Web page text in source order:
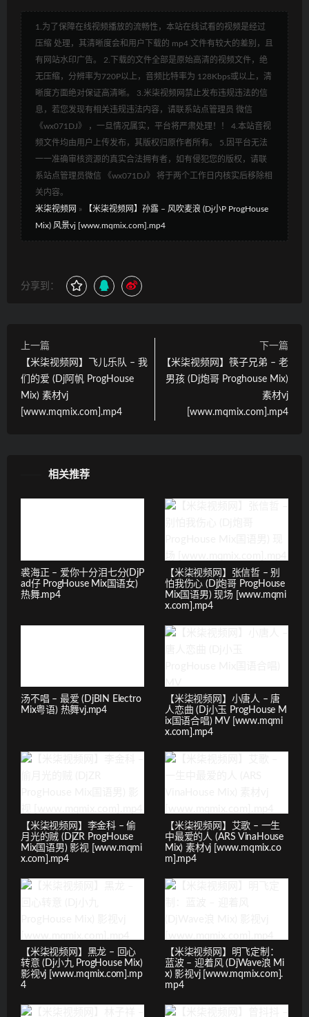
1.为了保障在线视频播放的流畅性，本站在线试看的视频是经过
压缩 处理，其清晰度会和用户下载的 mp4 文件有较大的差别，且
有网站水印广告。 2.下载的文件全部是原始高清的视频文件，绝
无压缩，分辨率为720P以上，音频比特率为 128Kbps或以上，清
晰度方面绝对保证高清晰。 3.米柒视频网禁止发布违规违法的信
息，若您发现有相关违规违法内容，请联系站点管理员 微信
《wx071DJ》 ，一旦情况属实，平台将严肃处理！！ 4.本站音视
频文件均由用户上传发布，其版权归原作者所有。 5.因平台无法
一一准确审核资源的真实合法拥有者，如有侵犯您的版权，请联
系站点管理员微信 《wx071DJ》 将于两个工作日内核实后移除相
关内容。
米柒视频网 »
【米柒视频网】孙露 – 风吹麦浪 (Dj小P ProgHouse
Mix) 风景vj [www.mqmix.com].mp4
分享到：
上一篇
【米柒视频网】飞儿乐队 – 我
们的爱 (Dj阿帆 ProgHouse
Mix) 素材vj
[www.mqmix.com].mp4
下一篇
【米柒视频网】筷子兄弟 – 老
男孩 (Dj炮哥 Proghouse Mix)
素材vj
[www.mqmix.com].mp4
相关推荐
裘海正 – 爱你十分泪七分(DjP
ad仔 ProgHouse Mix国语女)
热舞.mp4
【米柒视频网】张信哲 – 别
怕我伤心 (Dj炮哥 ProgHouse
Mix国语男) 现场 [www.mqmi
x.com].mp4
汤不唱 – 最爱 (DjBIN Electro
Mix粤语) 热舞vj.mp4
【米柒视频网】小唐人 – 唐
人恋曲 (Dj小玉 ProgHouse M
ix国语合唱) MV [www.mqmi
x.com].mp4
【米柒视频网】李金科 – 偷
月光的贼 (DjZR ProgHouse
Mix国语男) 影视 [www.mqmi
x.com].mp4
【米柒视频网】艾歌 – 一生
中最爱的人 (ARS VinaHouse
Mix) 素材vj [www.mqmix.co
m].mp4
【米柒视频网】黑龙 – 回心
转意 (Dj小九 ProgHouse Mix)
影视vj [www.mqmix.com].mp
4
【米柒视频网】明飞定制：
蓝波 – 迎着风 (DjWave浪 Mi
x) 影视vj [www.mqmix.com].
mp4